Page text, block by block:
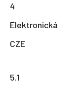
4
Elektronická
CZE
5.1